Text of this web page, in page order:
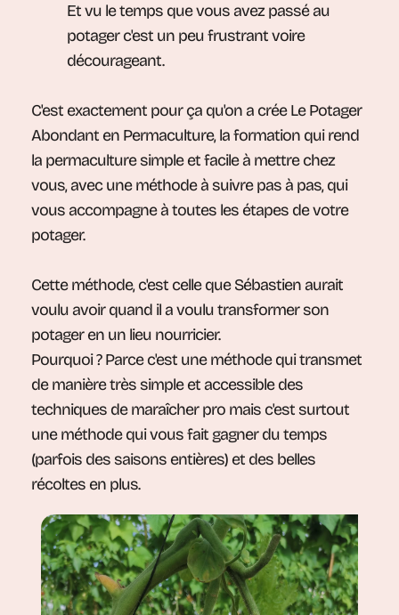
Et vu le temps que vous avez passé au
potager c'est un peu frustrant voire
décourageant.
C'est exactement pour ça qu'on a crée Le Potager
Abondant en Permaculture, la formation qui rend
la permaculture simple et facile à mettre chez
vous, avec une méthode à suivre pas à pas, qui
vous accompagne à toutes les étapes de votre
potager.
Cette méthode, c'est celle que Sébastien aurait
voulu avoir quand il a voulu transformer son
potager en un lieu nourricier.
Pourquoi ? Parce c'est une méthode qui transmet
de manière très simple et accessible des
techniques de maraîcher pro mais c'est surtout
une méthode qui vous fait gagner du temps
(parfois des saisons entières) et des belles
récoltes en plus.